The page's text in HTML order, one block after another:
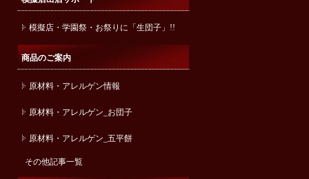
模擬店・学園祭・お祭りに「生団子」!!
商品のご案内
原材料・アレルゲン情報
原材料・アレルゲン_お団子
原材料・アレルゲン_五平餅
その他記事一覧